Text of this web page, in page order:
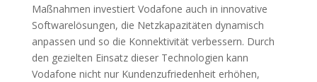
Maßnahmen investiert Vodafone auch in innovative
Softwarelösungen, die Netzkapazitäten dynamisch
anpassen und so die Konnektivität verbessern. Durch
den gezielten Einsatz dieser Technologien kann
Vodafone nicht nur Kundenzufriedenheit erhöhen,